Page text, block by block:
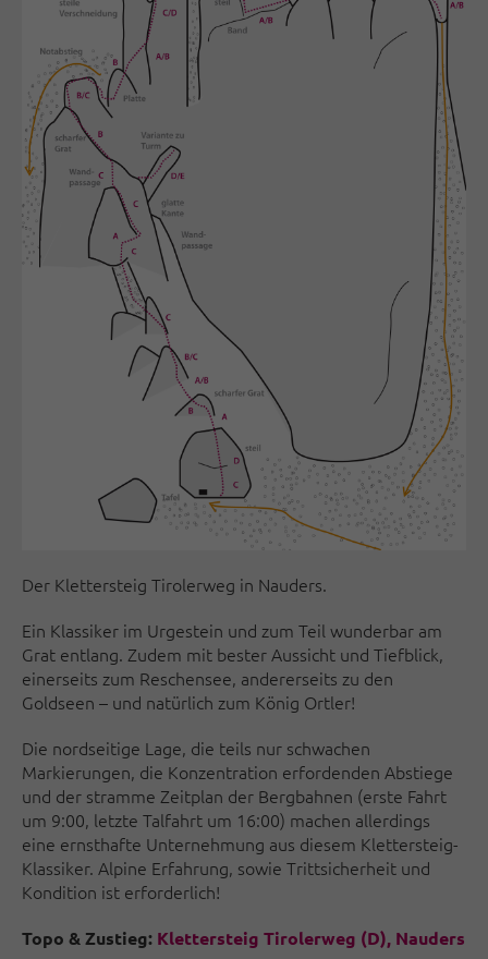
Der Klettersteig Tirolerweg in Nauders.
Ein Klassiker im Urgestein und zum Teil wunderbar am
Grat entlang. Zudem mit bester Aussicht und Tiefblick,
einerseits zum Reschensee, andererseits zu den
Goldseen – und natürlich zum König Ortler!
Die nordseitige Lage, die teils nur schwachen
Markierungen, die Konzentration erfordenden Abstiege
und der stramme Zeitplan der Bergbahnen (erste Fahrt
um 9:00, letzte Talfahrt um 16:00) machen allerdings
eine ernsthafte Unternehmung aus diesem Klettersteig-
Klassiker. Alpine Erfahrung, sowie Trittsicherheit und
Kondition ist erforderlich!
Topo & Zustieg: Klettersteig Tirolerweg (D), Nauders